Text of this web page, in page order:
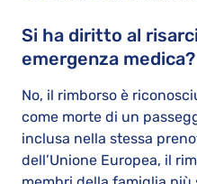
Si ha diritto al
emergenza medica?
No, il rimborso è
come morte di un
inclusa nella stessa
dell’Unione Europea, il